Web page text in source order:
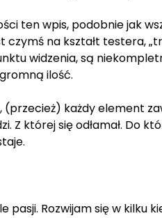
ten wpis, podobnie jak
czymś na kształt testera,
widzenia, są
ilość.
(przecież) każdy element
Z której się odłamał. Do
pasji. Rozwijam się w kilku